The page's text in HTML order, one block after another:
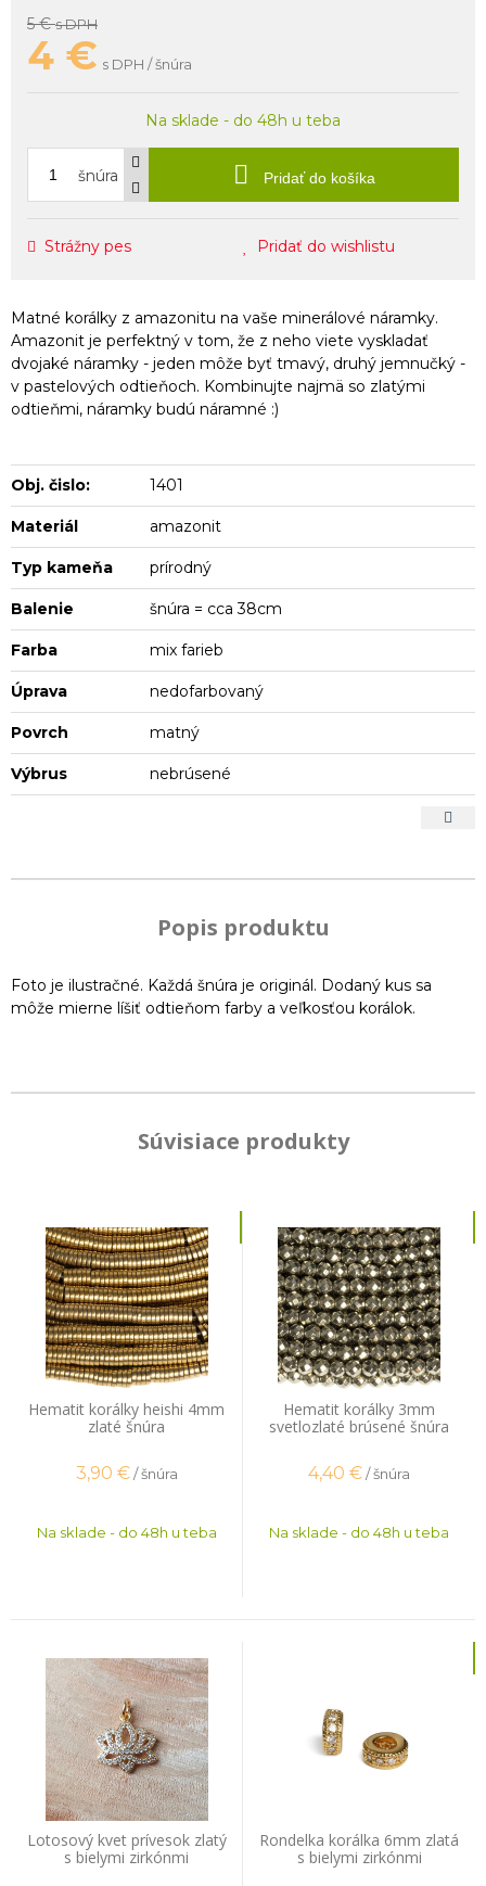
5 €s DPH
4 € s DPH / šnúra
Na sklade - do 48h u teba
šnúra Pridať do košíka
Strážny pes Pridať do wishlistu
Matné korálky z amazonitu na vaše minerálové náramky.
Amazonit je perfektný v tom, že z neho viete vyskladať
dvojaké náramky - jeden môže byť tmavý, druhý jemnučký -
v pastelových odtieňoch. Kombinujte najmä so zlatými
odtieňmi, náramky budú náramné :)
Obj. čislo: 1401
Materiál amazonit
Typ kameňa prírodný
Balenie šnúra = cca 38cm
Farba mix farieb
Úprava nedofarbovaný
Povrch matný
Výbrus nebrúsené
Popis produktu
Foto je ilustračné. Každá šnúra je originál. Dodaný kus sa
môže mierne líšiť odtieňom farby a veľkosťou korálok.
Súvisiace produkty
Hematit korálky heishi 4mm
zlaté šnúra
3,90 € / šnúra
Na sklade - do 48h u teba
Hematit korálky 3mm
svetlozlaté brúsené šnúra
4,40 €/ šnúra
Na sklade - do 48h u teba
Lotosový kvet prívesok zlatý
s bielymi zirkónmi
Rondelka korálka 6mm zlatá
s bielymi zirkónmi